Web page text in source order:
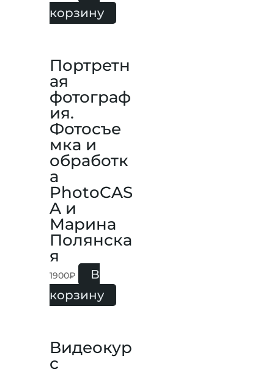
корзину
Портретн
ая
фотограф
ия.
Фотосъе
мка и
обработк
а
PhotoCAS
A и
Марина
Полянска
я
1900₽
В
корзину
Видеокур
с